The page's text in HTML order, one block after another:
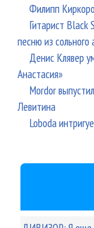
Филипп
Гитарист Black
песню из сольного
Денис Клявер
Анастасия»
Mordor
Левитина
Loboda